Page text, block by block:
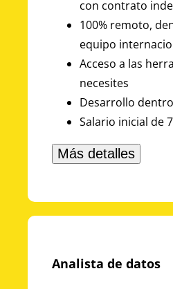
con contrato
100% remoto,
equipo
Acceso a las
necesites
Desarrollo
Salario inicial de
Más detalles
Analista de datos